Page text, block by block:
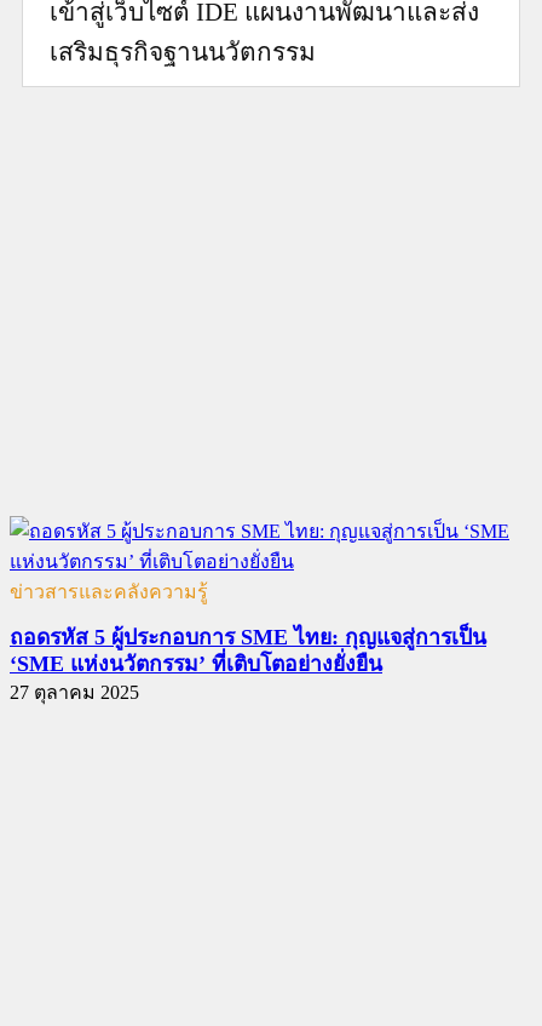
เข้าสู่เว็บไซต์ IDE แผนงานพัฒนาและส่ง
เสริมธุรกิจฐานนวัตกรรม
ข่าวสารและคลังความรู้
ถอดรหัส 5 ผู้ประกอบการ SME ไทย: กุญแจสู่การเป็น
‘SME แห่งนวัตกรรม’ ที่เติบโตอย่างยั่งยืน
27 ตุลาคม 2025